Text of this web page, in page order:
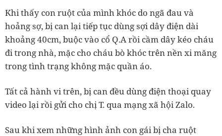
Khi thấy con ruột của mình khóc do ngã đau và
hoảng sợ, bị can lại tiếp tục dùng sợi dây điện dài
khoảng 40cm, buộc vào cổ Q.A rồi cầm dây kéo cháu
đi trong nhà, mặc cho cháu bò khóc trên nền xi măng
trong tình trạng không mặc quần áo.
Tất cả hành vi trên, bị can đều dùng điện thoại quay
video lại rồi gửi cho chị T. qua mạng xã hội Zalo.
Sau khi xem những hình ảnh con gái bị cha ruột